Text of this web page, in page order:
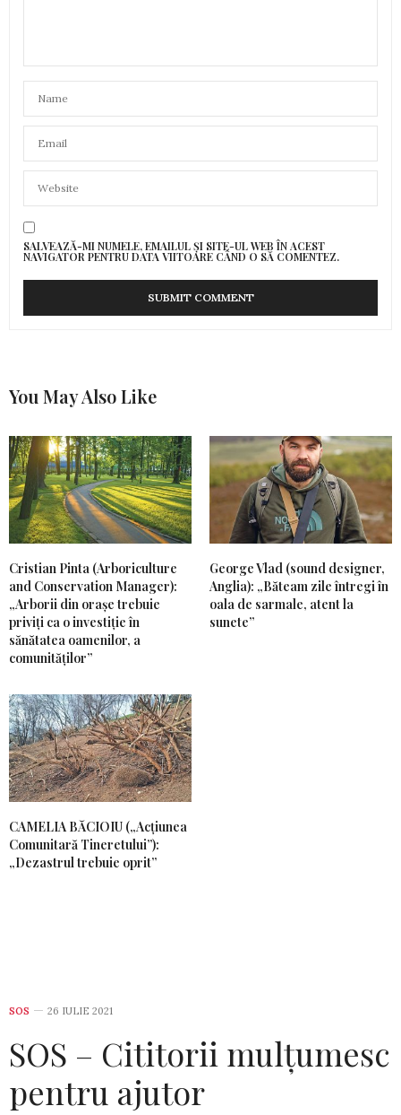
SALVEAZĂ-MI NUMELE, EMAILUL ȘI SITE-UL WEB ÎN ACEST
NAVIGATOR PENTRU DATA VIITOARE CÂND O SĂ COMENTEZ.
You May Also Like
Cristian Pinta (Arboriculture
and Conservation Manager):
„Arborii din orașe trebuie
priviți ca o investiție în
sănătatea oamenilor, a
comunităților”
George Vlad (sound designer,
Anglia): „Băteam zile întregi în
oala de sarmale, atent la
sunete”
CAMELIA BĂCIOIU („Acțiunea
Comunitară Tineretului”):
„Dezastrul trebuie oprit”
SOS 26 IULIE 2021
SOS – Cititorii mulțumesc
pentru ajutor